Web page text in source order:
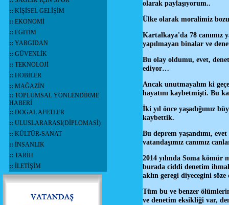
:: KİŞİSEL GELİŞİM
:: EKONOMİ
:: EGİTİM
:: YARGIDAN
:: GÜVENLİK
:: TEKNOLOJİ
:: HOBİLER
:: MAĞAZİN
:: TOPLUMSAL YÖNLENDİRME
HABERİ
:: DOGAL AFETLER
:: ULUSLARARASI(DİPLOMASİ)
:: KÜLTÜR-SANAT
:: İNSANLIK
:: TARİH
:: İLETİŞİM
olarak paylaşıyorum..
Ülke olarak moralimiz
Kartalkaya'da 78 canımız
yapılmayan binalar ve
Bu olay oldumu, evet,
ediyor…
Ancak unutmayalım ki
hayatını kaybetmişti. Bu
İki yıl önce yaşadığımız
kaybettik.
Bu deprem yaşandımı,
vatandaşımız canımız
2014 yılında Soma kömür
burada ciddi denetim
aklın geregi diyecegini
Tüm bu ve benzer
ve denetim eksikliği var,